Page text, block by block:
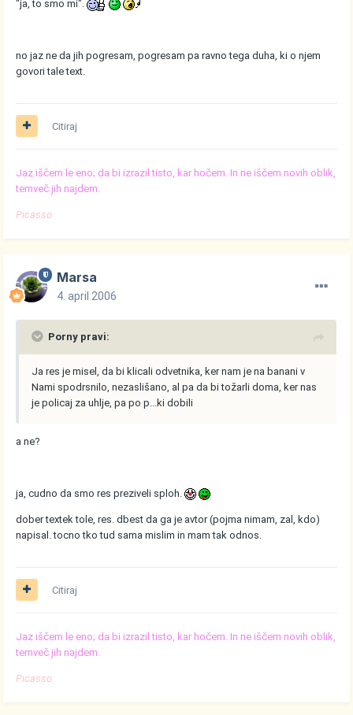
"ja, to smo mi".
no jaz ne da jih pogresam, pogresam pa ravno tega duha, ki o njem
govori tale text.
Citiraj
Jaz iščem le eno; da bi izrazil tisto, kar hočem. In ne iščem novih oblik,
temveč jih najdem.
Picasso
Marsa
4. april 2006
Porny pravi:
Ja res je misel, da bi klicali odvetnika, ker nam je na banani v
Nami spodrsnilo, nezaslišano, al pa da bi tožarli doma, ker nas
je policaj za uhlje, pa po p...ki dobili
a ne?
ja, cudno da smo res preziveli sploh.
dober textek tole, res. dbest da ga je avtor (pojma nimam, zal, kdo)
napisal. tocno tko tud sama mislim in mam tak odnos.
Citiraj
Jaz iščem le eno; da bi izrazil tisto, kar hočem. In ne iščem novih oblik,
temveč jih najdem.
Picasso